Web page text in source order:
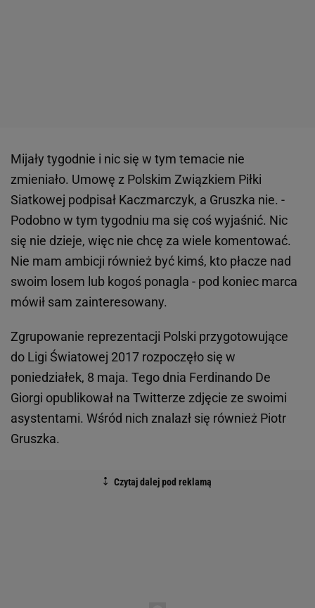
Mijały tygodnie i nic się w tym temacie nie
zmieniało. Umowę z Polskim Związkiem Piłki
Siatkowej podpisał Kaczmarczyk, a Gruszka nie. -
Podobno w tym tygodniu ma się coś wyjaśnić. Nic
się nie dzieje, więc nie chcę za wiele komentować.
Nie mam ambicji również być kimś, kto płacze nad
swoim losem lub kogoś ponagla - pod koniec marca
mówił sam zainteresowany.
Zgrupowanie reprezentacji Polski przygotowujące
do Ligi Światowej 2017 rozpoczęło się w
poniedziałek, 8 maja. Tego dnia Ferdinando De
Giorgi opublikował na Twitterze zdjęcie ze swoimi
asystentami. Wśród nich znalazł się również Piotr
Gruszka.